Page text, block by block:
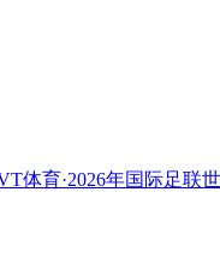
体育·2026年国际足联